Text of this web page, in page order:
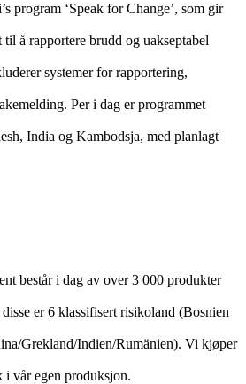
program ‘Speak for Change’, som gir
å rapportere brudd og uakseptabel
systemer for rapportering,
Per i dag er programmet
India og Kambodsja, med planlagt
består i dag av over 3 000 produkter
er 6 klassifisert risikoland (Bosnien
Grekland/Indien/Rumänien). Vi kjøper
i vår egen produksjon.